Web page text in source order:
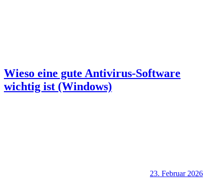
Wieso eine gute Antivirus-Software
wichtig ist (Windows)
23. Februar 2026